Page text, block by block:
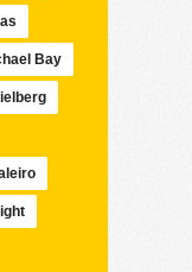
Bay